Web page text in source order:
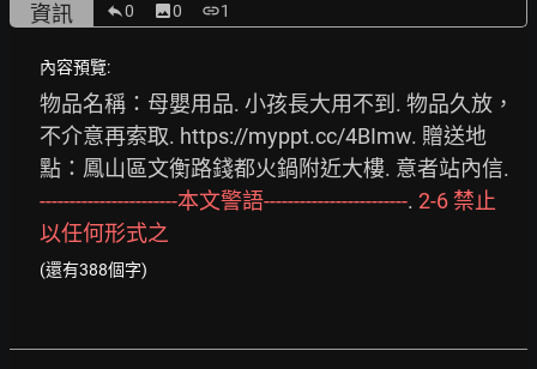
資訊 0 image0 link1
內容預覽:
物品名稱：母嬰用品. 小孩長大用不到. 物品久放，
不介意再索取. https://myppt.cc/4BImw. 贈送地
-----------------------本文警語------------------------. 2-6 禁止
以任何形式之
(還有388個字)